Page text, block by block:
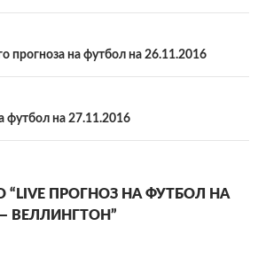
прогноза на футбол на 26.11.2016
футбол на 27.11.2016
ПРОГНОЗ НА ФУТБОЛ НА
ВЕЛЛИНГТОН”